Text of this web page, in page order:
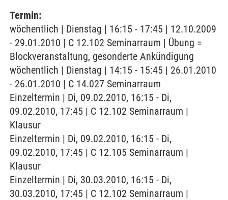
Termin:
wöchentlich | Dienstag | 16:15 - 17:45 | 12.10.2009
- 29.01.2010 | C 12.102 Seminarraum | Übung =
Blockveranstaltung, gesonderte Ankündigung
wöchentlich | Dienstag | 14:15 - 15:45 | 26.01.2010
- 26.01.2010 | C 14.027 Seminarraum
Einzeltermin | Di, 09.02.2010, 16:15 - Di,
09.02.2010, 17:45 | C 12.102 Seminarraum |
Klausur
Einzeltermin | Di, 09.02.2010, 16:15 - Di,
09.02.2010, 17:45 | C 12.105 Seminarraum |
Klausur
Einzeltermin | Di, 30.03.2010, 16:15 - Di,
30.03.2010, 17:45 | C 12.102 Seminarraum |